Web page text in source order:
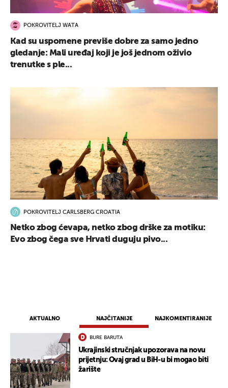
AKTUALNO NAJČITANIJE NAJKOMENTIRANIJE
BURE BARUTA
Ukrajinski stručnjak upozorava na novu
prijetnju: Ovaj grad u BiH-u bi mogao biti
žarište
POKROVITELJ WATA
Kad su uspomene previše dobre za samo jedno
gledanje: Mali uređaj koji je još jednom oživio
trenutke s ple...
POKROVITELJ CARLSBERG CROATIA
Netko zbog ćevapa, netko zbog drške za motiku:
Evo zbog čega sve Hrvati duguju pivo...